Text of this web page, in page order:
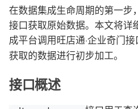
在数据集成生命周期的第一步
接口获取原始数据。本文将详
成平台调用旺店通·企业奇门接
获取的数据进行初步加工。
接口概述